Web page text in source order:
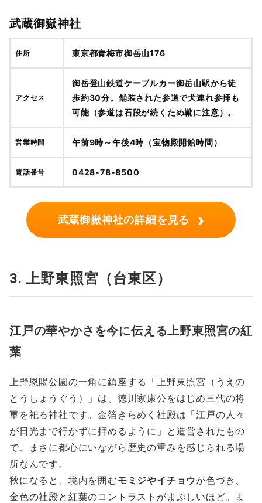
武蔵御嶽神社
住所 東京都青梅市御岳山176
アクセス
御岳登山鉄道ケーブルカー御岳山駅から徒
歩約30分。舗装された参道で犬連れ参拝も
可能（参道は石段が続くため靴に注意）。
営業時間 午前9時～午後4時（宝物殿開館時間）
電話番号 0428-78-8500
武蔵御嶽神社の詳細を見る ›
3. 上野東照宮（台東区）
江戸の華やかさを今に伝える上野東照宮の紅
葉
上野恩賜公園の一角に鎮座する「上野東照宮（うえの
とうしょうぐう）」は、徳川家康公をはじめ三代の将
軍を祀る神社です。金箔きらめく社殿は「江戸の人々
が日光まで行かずに拝めるように」と造営されたもの
で、まさに都心にいながら歴史の重みを感じられる場
所なんです。
秋になると、境内を囲むモミジやイチョウが色づき、
金色の社殿と紅葉のコントラストがまぶしいほど。ま